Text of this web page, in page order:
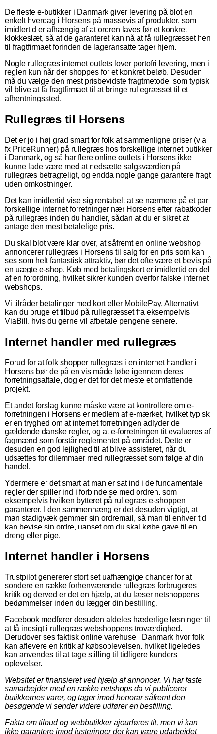
De fleste e-butikker i Danmark giver levering på blot en
enkelt hverdag i Horsens på massevis af produkter, som
imidlertid er afhængig af at ordren laves før et konkret
klokkeslæt, så at de garanteret kan nå at få rullegræsset hen
til fragtfirmaet forinden de lageransatte tager hjem.
Nogle rullegræs internet outlets lover portofri levering, men i
reglen kun når der shoppes for et konkret beløb. Desuden
må du vælge den mest prisbevidste fragtmetode, som typisk
vil blive at få fragtfirmaet til at bringe rullegræsset til et
afhentningssted.
Rullegræs til Horsens
Det er jo i høj grad smart for folk at sammenligne priser (via
fx PriceRunner) på rullegræs hos forskellige internet butikker
i Danmark, og så har flere online outlets i Horsens ikke
kunne lade være med at nedsætte salgsværdien på
rullegræs betragteligt, og endda nogle gange garantere fragt
uden omkostninger.
Det kan imidlertid vise sig rentabelt at se nærmere på et par
forskellige internet forretninger nær Horsens efter rabatkoder
på rullegræs inden du handler, sådan at du er sikret at
antage den mest betalelige pris.
Du skal blot være klar over, at såfremt en online webshop
annoncerer rullegræs i Horsens til salg for en pris som kan
ses som helt fantastisk attraktiv, bør det ofte være et bevis på
en uægte e-shop. Køb med betalingskort er imidlertid en del
af en forordning, hvilket sikrer kunden overfor falske internet
webshops.
Vi tilråder betalinger med kort eller MobilePay. Alternativt
kan du bruge et tilbud på rullegræsset fra eksempelvis
ViaBill, hvis du gerne vil afbetale pengene senere.
Internet handler med rullegræs
Forud for at folk shopper rullegræs i en internet handler i
Horsens bør de på en vis måde løbe igennem deres
forretningsaftale, dog er det for det meste et omfattende
projekt.
Et andet forslag kunne måske være at kontrollere om e-
forretningen i Horsens er medlem af e-mærket, hvilket typisk
er en tryghed om at internet forretningen adlyder de
gældende danske regler, og at e-forretningen tit evalueres af
fagmænd som forstår reglementet på området. Dette er
desuden en god lejlighed til at blive assisteret, når du
udsættes for dilemmaer med rullegræsset som følge af din
handel.
Ydermere er det smart at man er sat ind i de fundamentale
regler der spiller ind i forbindelse med ordren, som
eksempelvis hvilken bytteret på rullegræs e-shoppen
garanterer. I den sammenhæng er det desuden vigtigt, at
man stadigvæk gemmer sin ordremail, så man til enhver tid
kan bevise sin ordre, uanset om du skal købe gave til en
dreng eller pige.
Internet handler i Horsens
Trustpilot genererer stort set uafhængige chancer for at
sondere en række forhenværende rullegræs forbrugeres
kritik og derved er det en hjælp, at du læser netshoppens
bedømmelser inden du lægger din bestilling.
Facebook medfører desuden aldeles hæderlige løsninger til
at få indsigt i rullegræs webshoppens troværdighed.
Derudover ses faktisk online varehuse i Danmark hvor folk
kan aflevere en kritik af købsoplevelsen, hvilket ligeledes
kan anvendes til at tage stilling til tidligere kunders
oplevelser.
Websitet er finansieret ved hjælp af annoncer. Vi har faste
samarbejder med en række netshops da vi publicerer
butikkernes varer, og tager imod honorar såfremt den
besøgende vi sender videre udfører en bestilling.
Fakta om tilbud og webbutikker ajourføres tit, men vi kan
ikke garantere imod justeringer der kan være udarbejdet